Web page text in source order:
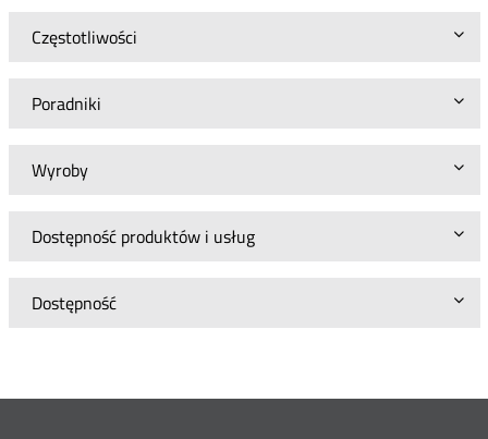
Częstotliwości
Poradniki
Wyroby
Dostępność produktów i usług
Dostępność